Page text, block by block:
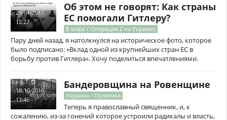
21-01-2017,
15:27
Об этом не говорят: Как страны
ЕС помогали Гитлеру?
В мире / Операция Z на Украине
Пару дней назад, я натолкнулся на историческое фото, которое
было подписано: «Вклад одной из крупнейших стран ЕС в
борьбу против Гитлера». Хочу поделиться впечатлениями.
18-10-2016,
13:46
Бандеровщина на Ровенщине
Украина / Политика
Теперь я православный священник, и, к
сожалению, из-за гонений которое устроили радикалы и власть,